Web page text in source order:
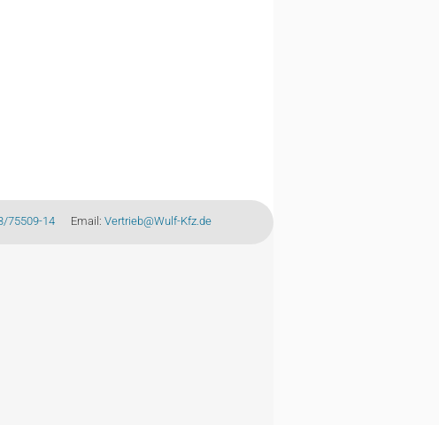
75509-14 Email: Vertrieb@Wulf-Kfz.de